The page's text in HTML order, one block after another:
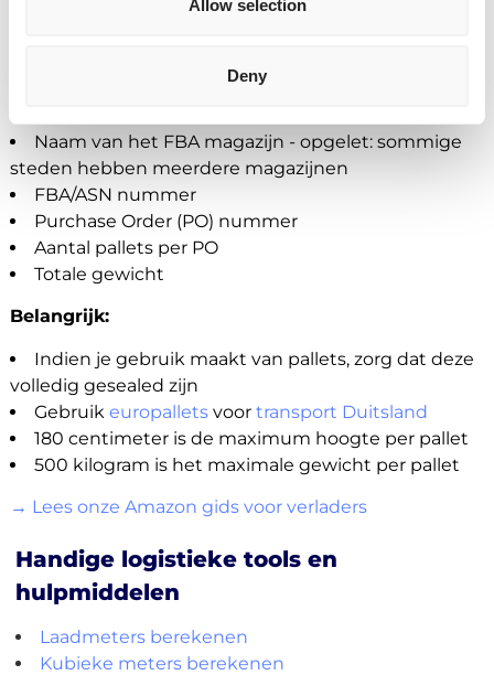
Allow selection
Deny
Naam van het FBA magazijn - opgelet: sommige
steden hebben meerdere magazijnen
FBA/ASN nummer
Purchase Order (PO) nummer
Aantal pallets per PO
Totale gewicht
Belangrijk:
Indien je gebruik maakt van pallets, zorg dat deze
volledig gesealed zijn
Gebruik europalletsvoor transport Duitsland
180 centimeter is de maximum hoogte per pallet
500 kilogram is het maximale gewicht per pallet
→ Lees onze Amazon gids voor verladers
Handige logistieke tools en
hulpmiddelen
Laadmeters berekenen
Kubieke meters berekenen